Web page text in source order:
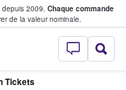
depuis 2009. Chaque commande
de la valeur nominale.
StubHub - Où
billets
Tickets